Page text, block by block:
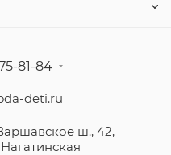
81-84
deti.ru
ш., 42,